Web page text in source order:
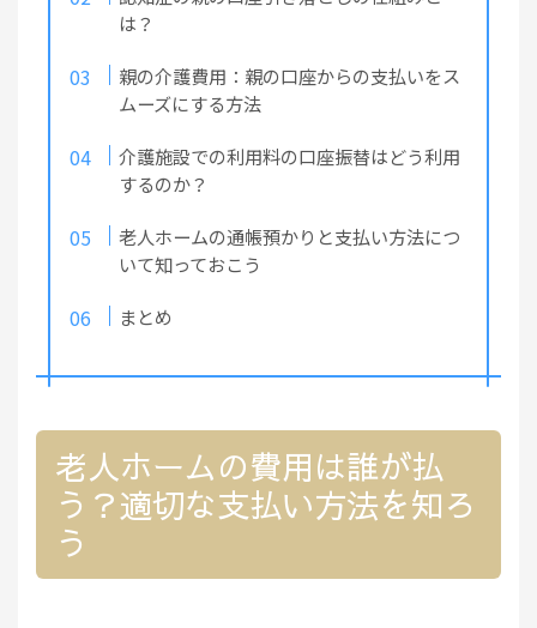
は？
親の介護費用：親の口座からの支払いをス
ムーズにする方法
介護施設での利用料の口座振替はどう利用
するのか？
老人ホームの通帳預かりと支払い方法につ
いて知っておこう
まとめ
老人ホームの費用は誰が払
う？適切な支払い方法を知ろ
う